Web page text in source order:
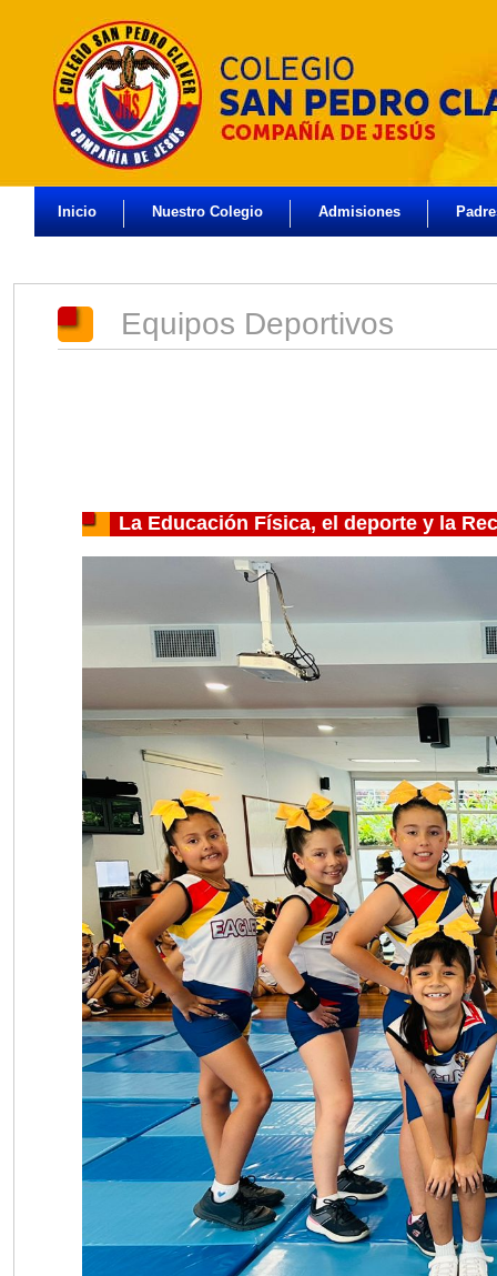
Inicio Nuestro Colegio Admisiones
Equipos Deportivos
La Educación Física, el deporte y la